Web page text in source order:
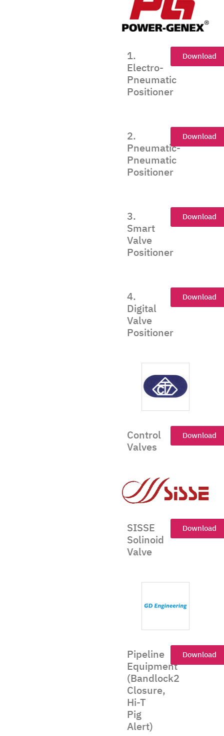
1.
Electro-
Pneumatic
Positioner
Download
2.
Pneumatic-
Pneumatic
Positioner
Download
3.
Smart
Valve
Positioner
Download
4.
Digital
Valve
Positioner
Download
Control
Valves
Download
SISSE
Solinoid
Valve
Download
Pipeline
Equipment
(Bandlock2
Closure,
Hi-T
Pig
Alert)
Download